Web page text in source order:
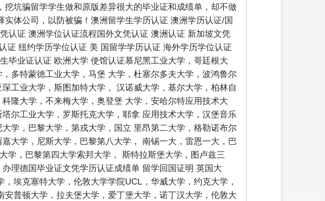
坑骗留学学生做和原版差异很大的毕业证和成绩单，却不做
体公司，以防被骗！澳洲留学生学历认证 澳洲学历认证/国
认证 澳洲学位认证流程国外文凭认证 澳洲认证 新加坡文凭
纽约学历学位认证 美 国留学学历认证 海外学历学位认证
毕业证认证 欧洲大学 使馆认证慕尼黑工业大学，哥廷根大
多特蒙德工业大学，马堡 大学，杜塞尔多夫大学，波鸿鲁尔
工业大学，斯图加特大学， 汉诺威大学，基尔大学，柏林自
隆大学，不来梅大学，奥登堡 大学，安哈尔特应用技术大
尔工业大学，罗斯托克大学，耶拿 应用技术大学，汉堡音乐
学，巴黎大学，第戎大学，国立 里昂第二大学，格勒诺布尔
大学，尼斯大学，巴黎第八大学， 南锡一大，雷恩一大，巴
学，巴黎第四大学索邦大学， 斯特拉斯堡大学，图卢兹三
理德国毕业证文凭学历认证成绩单 留学回国证明 英国大
埃克塞特大学，伦敦大学学院UCL，华威大学，约克大学，
普顿大学，拉夫堡大学，爱丁堡大学，诺丁汉大学，伦敦大